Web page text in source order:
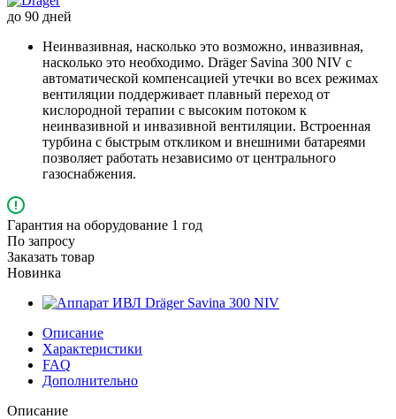
до 90 дней
Неинвазивная, насколько это возможно, инвазивная,
насколько это необходимо. Dräger Savina 300 NIV с
автоматической компенсацией утечки во всех режимах
вентиляции поддерживает плавный переход от
кислородной терапии с высоким потоком к
неинвазивной и инвазивной вентиляции. Встроенная
турбина с быстрым откликом и внешними батареями
позволяет работать независимо от центрального
газоснабжения.
Гарантия на оборудование 1 год
По запросу
Заказать товар
Новинка
Описание
Характеристики
FAQ
Дополнительно
Описание